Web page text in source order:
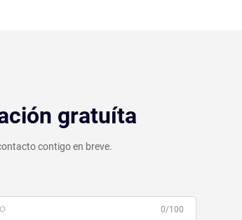
gratuíta
contigo en breve.
0/100